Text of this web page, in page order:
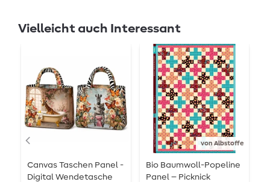
Vielleicht auch Interessant
Canvas Taschen Panel -
Digital Wendetasche
von Albstoffe
Bio Baumwoll-Popeline
Panel – Picknick